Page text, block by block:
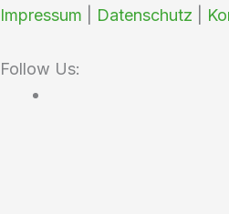
Impressum Datenschutz
Follow Us: